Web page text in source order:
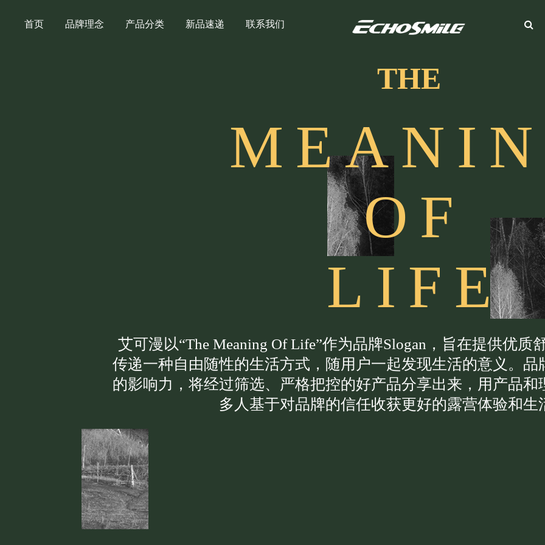
首页 品牌理念 产品分类 新品速递 联系我们
THE
M EA N I N
O F
L I F E
艾可漫以“The Meaning Of Life”作为品牌Slogan，旨在提供优质
传递一种自由随性的生活方式，随用户一起发现生活的意义。品
的影响力，将经过筛选、严格把控的好产品分享出来，用产品
多人基于对品牌的信任收获更好的露营体验和生